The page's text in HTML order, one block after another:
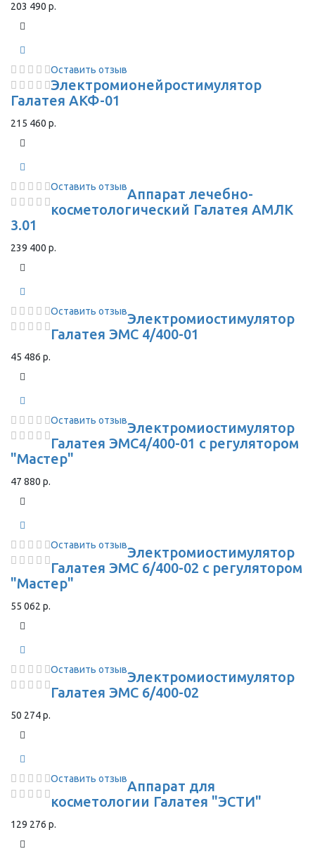
203 490 р.
Оставить отзыв
Электромионейростимулятор
Галатея АКФ-01
215 460 р.
Оставить отзывАппарат лечебно-
косметологический Галатея АМЛК
3.01
239 400 р.
Оставить отзывЭлектромиостимулятор
Галатея ЭМС 4/400-01
45 486 р.
Оставить отзывЭлектромиостимулятор
Галатея ЭМС4/400-01 с регулятором
"Мастер"
47 880 р.
Оставить отзывЭлектромиостимулятор
Галатея ЭМС 6/400-02 с регулятором
"Мастер"
55 062 р.
Оставить отзывЭлектромиостимулятор
Галатея ЭМС 6/400-02
50 274 р.
Оставить отзывАппарат для
косметологии Галатея "ЭСТИ"
129 276 р.